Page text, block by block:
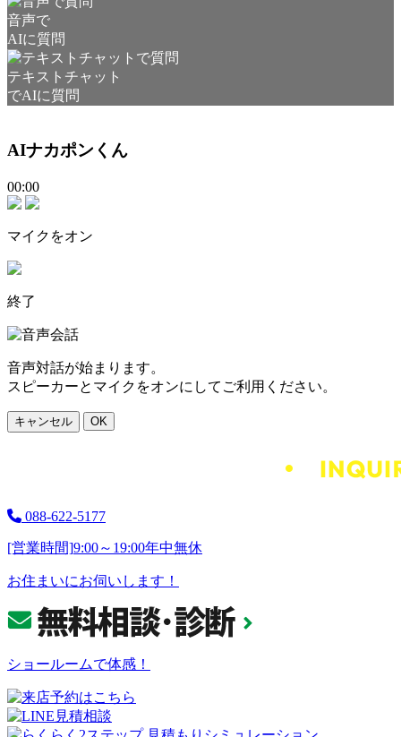
音声で
AIに質問
テキストチャット
でAIに質問
AIナカポンくん
00:00
マイクをオン
終了
音声対話が始まります。
スピーカーとマイクをオンにしてご利用ください。
キャンセル OK
088-622-5177
[営業時間]9:00～19:00年中無休
お住まいにお伺いします！
ショールームで体感！